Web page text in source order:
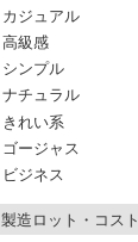
カジュアル
高級感
シンプル
ナチュラル
きれい系
ゴージャス
ビジネス
製造ロット・コスト